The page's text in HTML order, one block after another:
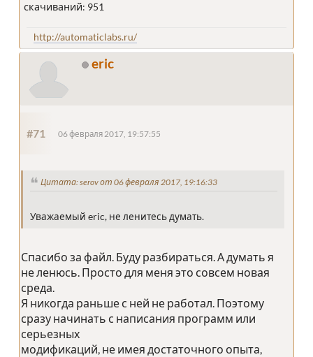
скачиваний: 951
http://automaticlabs.ru/
eric
#71 06 февраля 2017, 19:57:55
Цитата: serov от 06 февраля 2017, 19:16:33
Уважаемый eric, не ленитесь думать.
Спасибо за файл. Буду разбираться. А думать я
не ленюсь. Просто для меня это совсем новая
среда.
Я никогда раньше с ней не работал. Поэтому
сразу начинать с написания программ или
серьезных
модификаций, не имея достаточного опыта,